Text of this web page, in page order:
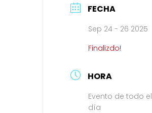
FECHA
Sep 24 - 26 2025
Finalizdo!
HORA
Evento de todo el
día